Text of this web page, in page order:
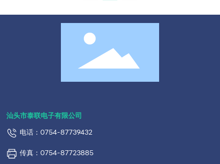
汕头市泰联电子有限公司
电话：0754-87739432
传真：0754-87723885